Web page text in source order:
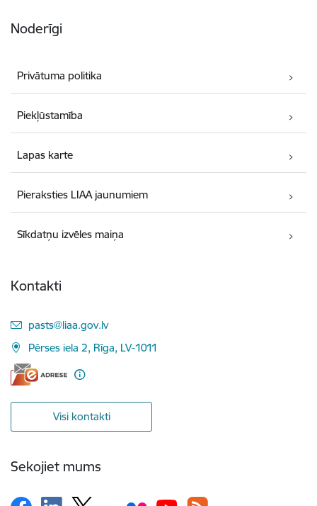
Noderīgi
Privātuma politika
Piekļūstamība
Lapas karte
Pieraksties LIAA jaunumiem
Sīkdatņu izvēles maiņa
Kontakti
E-pasts:
pasts@liaa.gov.lv
Pērses iela 2, Rīga, LV-1011
Visi kontakti
Sekojiet mums